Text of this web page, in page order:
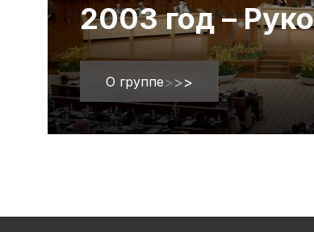
2003 год –
О группе>>>